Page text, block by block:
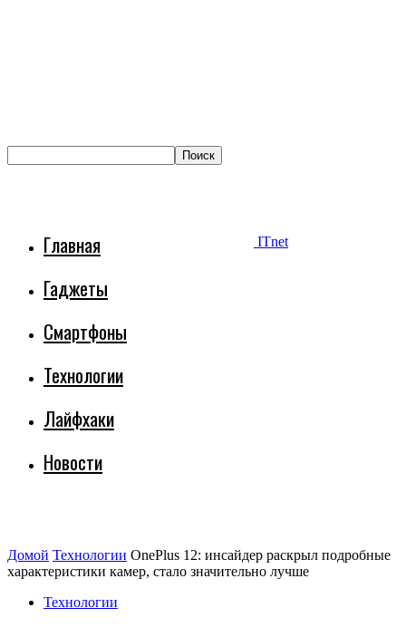
ITnet
Главная
Гаджеты
Смартфоны
Технологии
Лайфхаки
Новости
Домой Технологии OnePlus 12: инсайдер раскрыл подробные
характеристики камер, стало значительно лучше
Технологии